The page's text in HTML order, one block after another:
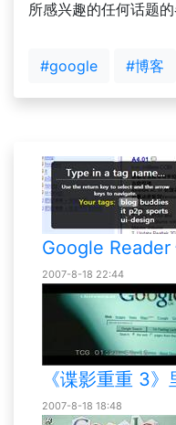
所感兴趣的任何话题的
#google #博客
Google Reader
2007-8-18 22:44
《谍影重重 3
2007-8-18 18:48